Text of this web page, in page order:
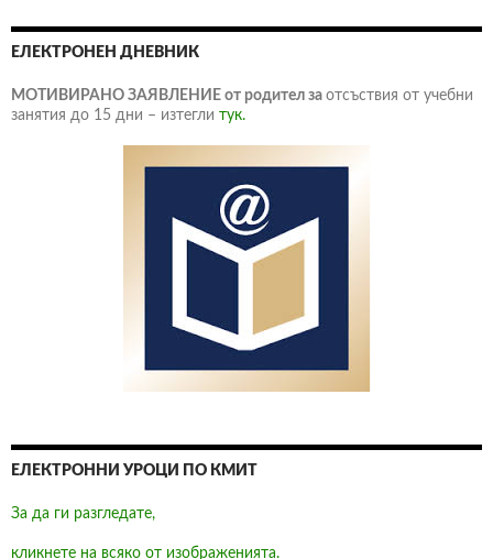
ЕЛЕКТРОНЕН ДНЕВНИК
МОТИВИРАНО ЗАЯВЛЕНИЕ от родител за отсъствия от учебни
занятия до 15 дни – изтегли тук.
ЕЛЕКТРОННИ УРОЦИ ПО КМИТ
За да ги разгледате,
кликнете на всяко от изображенията.